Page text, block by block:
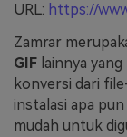
URL: https://
Zamrar
GIF lainnya
konversi dari
instalasi apa
mudah untuk